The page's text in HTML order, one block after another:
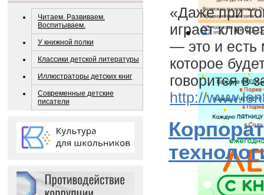
Читаем. Развиваем.
Воспитываем.
У книжной полки
Классики детской литературы
Иллюстраторы детских книг
Современные детские
писатели
«Даже при
играет
— это и есть
которое
говорится в
http://